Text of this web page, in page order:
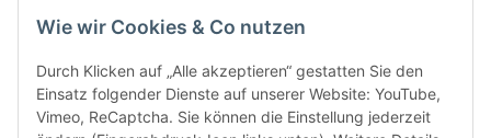
Wie wir Cookies & Co nutzen
Durch Klicken auf „Alle akzeptieren“ gestatten Sie den
Einsatz folgender Dienste auf unserer Website: YouTube,
Vimeo, ReCaptcha. Sie können die Einstellung jederzeit